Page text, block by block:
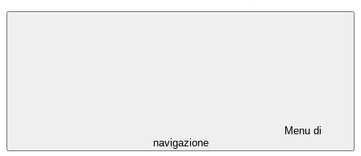
Menu di
navigazione